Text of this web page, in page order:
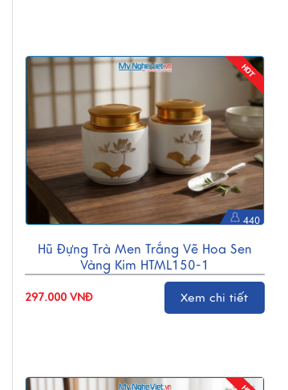
440
Hũ Đựng Trà Men Trắng Vẽ Hoa Sen
Vàng Kim HTML150-1
297.000 VNĐ Xem chi tiết